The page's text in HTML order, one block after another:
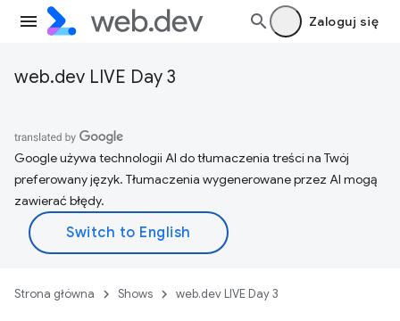
Zaloguj się
web.dev LIVE Day 3
Google używa technologii AI do tłumaczenia treści na Twój
preferowany język. Tłumaczenia wygenerowane przez AI mogą
zawierać błędy.
Strona główna Shows web.dev LIVE Day 3